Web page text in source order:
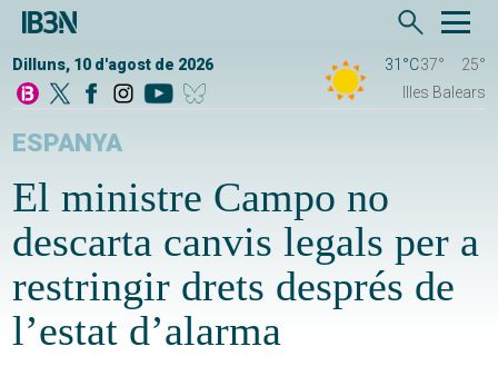
Dilluns, 10 d'agost de 2026 31°C37°
25°
Illes Balears
ESPANYA
El ministre Campo no
descarta canvis legals per a
restringir drets després de
l’estat d’alarma